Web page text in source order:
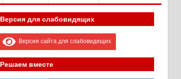
Версия для слабовидящих
Версия сайта для слабовидящих
Решаем вместе